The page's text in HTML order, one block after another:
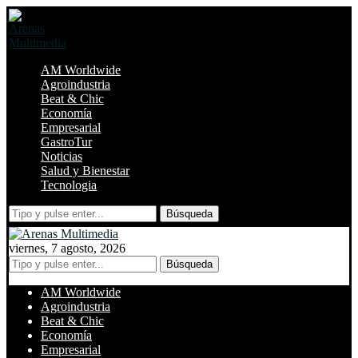
AM Worldwide
Agroindustria
Beat & Chic
Economía
Empresarial
GastroTur
Noticias
Salud y Bienestar
Tecnologia
Búsqueda
viernes, 7 agosto, 2026
Búsqueda
AM Worldwide
Agroindustria
Beat & Chic
Economía
Empresarial